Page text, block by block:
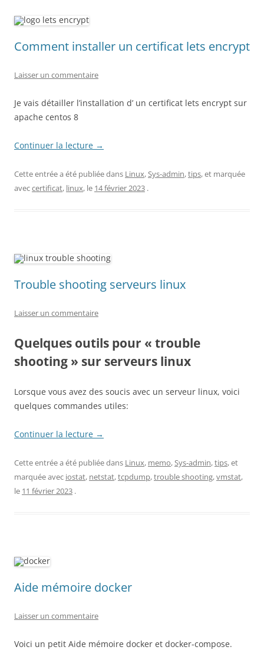
Comment installer un certificat lets encrypt
Laisser un commentaire
Je vais détailler l’installation d’ un certificat lets encrypt sur
apache centos 8
Continuer la lecture →
Cette entrée a été publiée dans Linux,Sys-admin,tips, et marquée
aveccertificat, linux, le 14 février 2023 .
Trouble shooting serveurs linux
Laisser un commentaire
Quelques outils pour « trouble
shooting » sur serveurs linux
Lorsque vous avez des soucis avec un serveur linux, voici
quelques commandes utiles:
Continuer la lecture →
Cette entrée a été publiée dans Linux, memo,Sys-admin,tips, et
marquée avec iostat, netstat,tcpdump,trouble shooting,vmstat,
le 11 février 2023 .
Aide mémoire docker
Laisser un commentaire
Voici un petit Aide mémoire docker et docker-compose.